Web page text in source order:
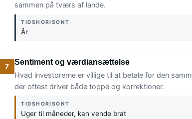
sammen på tværs af lande.
TIDSHORISONT
År
7
Sentiment og værdiansættelse
Hvad investorerne er villige til at betale for den
der oftest driver både toppe og korrektioner.
TIDSHORISONT
Uger til måneder, kan vende brat